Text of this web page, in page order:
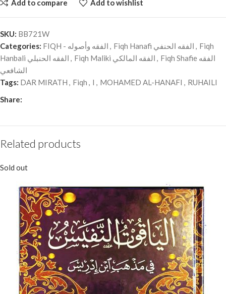
Add to compare Add to wishlist
SKU: BB721W
Categories:
FIQH - الفقه وأصوله Fiqh Hanafi الفقه الحنفي
Fiqh
Hanbali الفقه الحنبلي
Fiqh Maliki الفقه المالكي
Fiqh Shafie الفقه
الشافعي
Tags: DAR MIRATH Fiqh I MOHAMED AL-HANAFI
RUHAILI
Share:
Related products
Sold out